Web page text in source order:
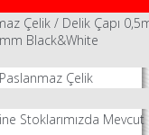
Çelik / Delik Çapı
Black&White
Çelik
Stoklarımızda Mevcut